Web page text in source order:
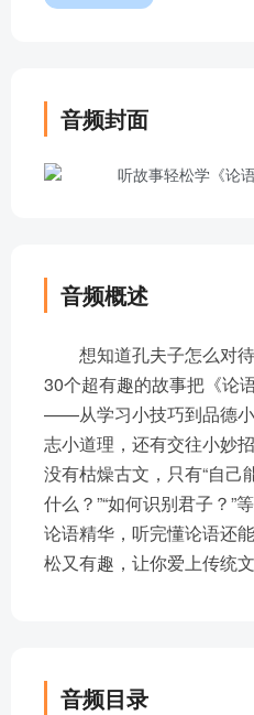
音频封面
音频概述
想知道孔夫子怎么对
30个超有趣的故事把《论
——从学习小技巧到品德
志小道理，还有交往小妙
没有枯燥古文，只有“自己
什么？”“如何识别君子？”
论语精华，听完懂论语还
松又有趣，让你爱上传统
音频目录